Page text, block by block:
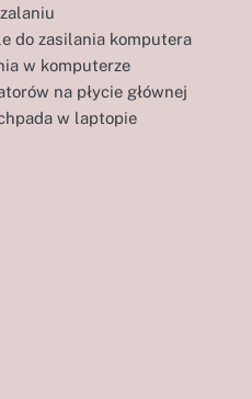
do zasilania komputera
w komputerze
na płycie głównej
w laptopie